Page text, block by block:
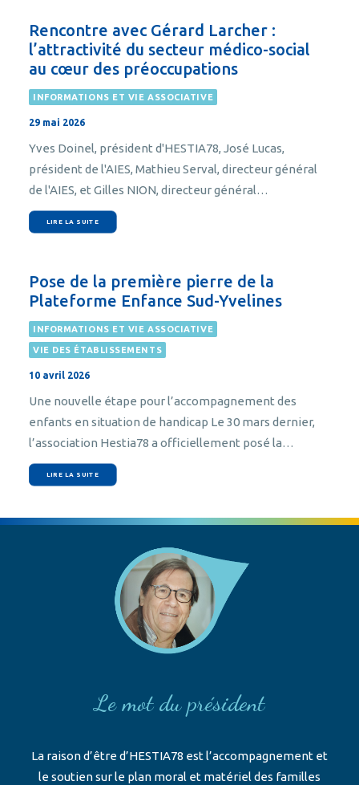
Rencontre avec Gérard Larcher :
l’attractivité du secteur médico-social
au cœur des préoccupations
INFORMATIONS ET VIE ASSOCIATIVE
29 mai 2026
Yves Doinel, président d'HESTIA78, José Lucas,
président de l'AIES, Mathieu Serval, directeur général
de l'AIES, et Gilles NION, directeur général…
LIRE LA SUITE
Pose de la première pierre de la
Plateforme Enfance Sud-Yvelines
INFORMATIONS ET VIE ASSOCIATIVE
VIE DES ÉTABLISSEMENTS
10 avril 2026
Une nouvelle étape pour l’accompagnement des
enfants en situation de handicap Le 30 mars dernier,
l’association Hestia78 a officiellement posé la…
LIRE LA SUITE
Le mot du président
La raison d’être d’HESTIA78 est l’accompagnement et
le soutien sur le plan moral et matériel des familles